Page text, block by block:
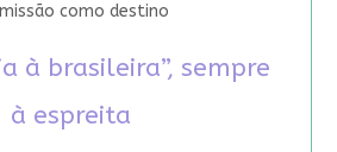
como destino
à brasileira”, sempre
à espreita